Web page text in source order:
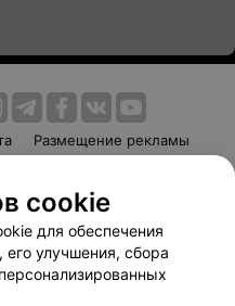
Размещение рекламы
Способы оплаты
Партнеры
103.by
cookie
для обеспечения
его улучшения, сбора